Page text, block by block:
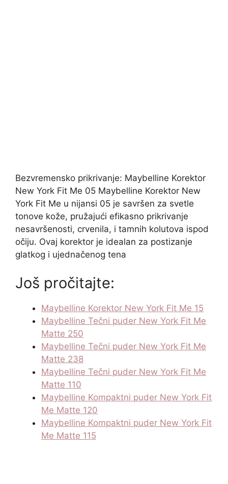
Bezvremensko prikrivanje: Maybelline Korektor
New York Fit Me 05 Maybelline Korektor New
York Fit Me u nijansi 05 je savršen za svetle
tonove kože, pružajući efikasno prikrivanje
nesavršenosti, crvenila, i tamnih kolutova ispod
očiju. Ovaj korektor je idealan za postizanje
glatkog i ujednačenog tena
Još pročitajte:
Maybelline Korektor New York Fit Me 15
Maybelline Tečni puder New York Fit Me
Matte 250
Maybelline Tečni puder New York Fit Me
Matte 238
Maybelline Tečni puder New York Fit Me
Matte 110
Maybelline Kompaktni puder New York Fit
Me Matte 120
Maybelline Kompaktni puder New York Fit
Me Matte 115